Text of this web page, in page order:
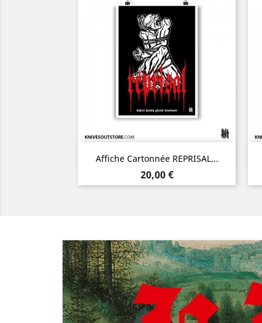
Affiche Cartonnée REPRISAL...
Prix
20,00 €
Aperçu rapide
Précédent